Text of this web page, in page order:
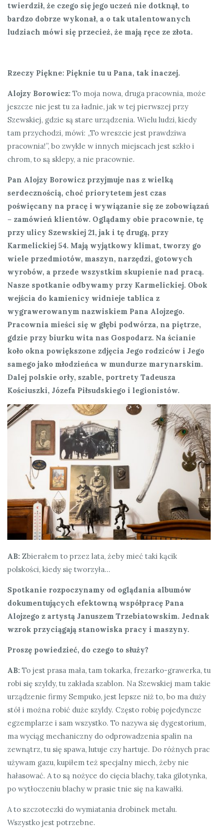
twierdził, że czego się jego uczeń nie dotknął, to
bardzo dobrze wykonał, a o tak utalentowanych
ludziach mówi się przecież, że mają ręce ze złota.
Rzeczy Piękne: Pięknie tu u Pana, tak inaczej.
Alojzy Borowicz: To moja nowa, druga pracownia, może
jeszcze nie jest tu za ładnie, jak w tej pierwszej przy
Szewskiej, gdzie są stare urządzenia. Wielu ludzi, kiedy
tam przychodzi, mówi: „To wreszcie jest prawdziwa
pracownia!”, bo zwykle w innych miejscach jest szkło i
chrom, to są sklepy, a nie pracownie.
Pan Alojzy Borowicz przyjmuje nas z wielką
serdecznością, choć priorytetem jest czas
poświęcany na pracę i wywiązanie się ze zobowiązań
– zamówień klientów. Oglądamy obie pracownie, tę
przy ulicy Szewskiej 21, jak i tę drugą, przy
Karmelickiej 54. Mają wyjątkowy klimat, tworzy go
wiele przedmiotów, maszyn, narzędzi, gotowych
wyrobów, a przede wszystkim skupienie nad pracą.
Nasze spotkanie odbywamy przy Karmelickiej. Obok
wejścia do kamienicy widnieje tablica z
wygrawerowanym nazwiskiem Pana Alojzego.
Pracownia mieści się w głębi podwórza, na piętrze,
gdzie przy biurku wita nas Gospodarz. Na ścianie
koło okna powiększone zdjęcia Jego rodziców i Jego
samego jako młodzieńca w mundurze marynarskim.
Dalej polskie orły, szable, portrety Tadeusza
Kościuszki, Józefa Piłsudskiego i legionistów.
AB: Zbierałem to przez lata, żeby mieć taki kącik
polskości, kiedy się tworzyła…
Spotkanie rozpoczynamy od oglądania albumów
dokumentujących efektowną współpracę Pana
Alojzego z artystą Januszem Trzebiatowskim. Jednak
wzrok przyciągają stanowiska pracy i maszyny.
Proszę powiedzieć, do czego to służy?
AB: To jest prasa mała, tam tokarka, frezarko-grawerka, tu
robi się szyldy, tu zakłada szablon. Na Szewskiej mam takie
urządzenie firmy Sempuko, jest lepsze niż to, bo ma duży
stół i można robić duże szyldy. Często robię pojedyncze
egzemplarze i sam wszystko. To nazywa się dygestorium,
ma wyciąg mechaniczny do odprowadzenia spalin na
zewnątrz, tu się spawa, lutuje czy hartuje. Do różnych prac
używam gazu, kupiłem też specjalny miech, żeby nie
hałasować. A to są nożyce do cięcia blachy, taka gilotynka,
po wytłoczeniu blachy w prasie tnie się na kawałki.
A to szczoteczki do wymiatania drobinek metalu.
Wszystko jest potrzebne.